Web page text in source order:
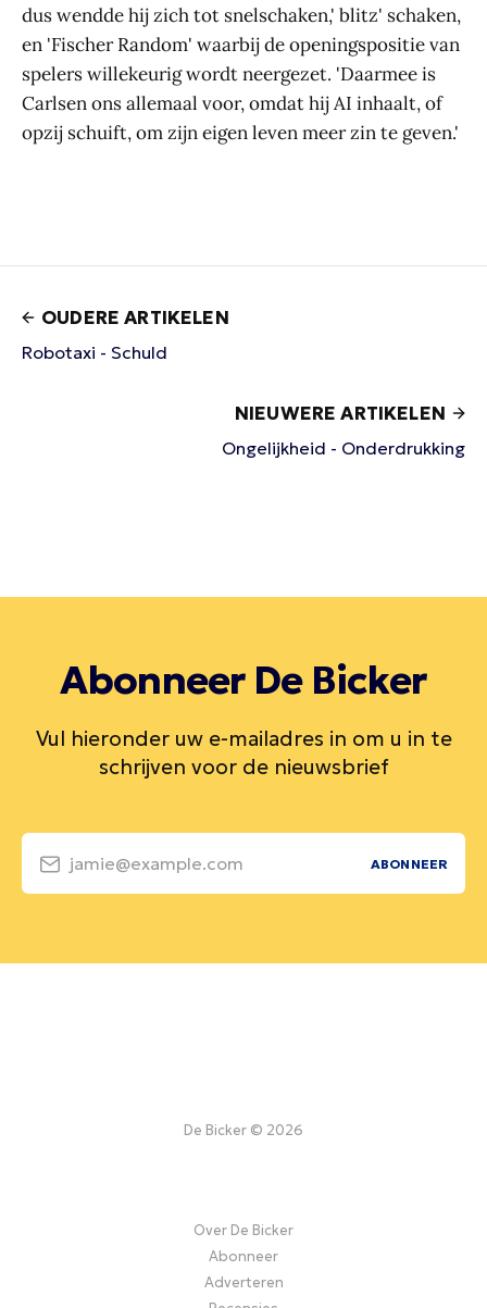
dus wendde hij zich tot snelschaken,' blitz' schaken,
en 'Fischer Random' waarbij de openingspositie van
spelers willekeurig wordt neergezet. 'Daarmee is
Carlsen ons allemaal voor, omdat hij AI inhaalt, of
opzij schuift, om zijn eigen leven meer zin te geven.'
OUDERE ARTIKELEN
Robotaxi - Schuld
NIEUWERE ARTIKELEN
Ongelijkheid - Onderdrukking
Abonneer De Bicker
Vul hieronder uw e-mailadres in om u in te
schrijven voor de nieuwsbrief
jamie@example.com ABONNEER
De Bicker © 2026
Over De Bicker
Abonneer
Adverteren